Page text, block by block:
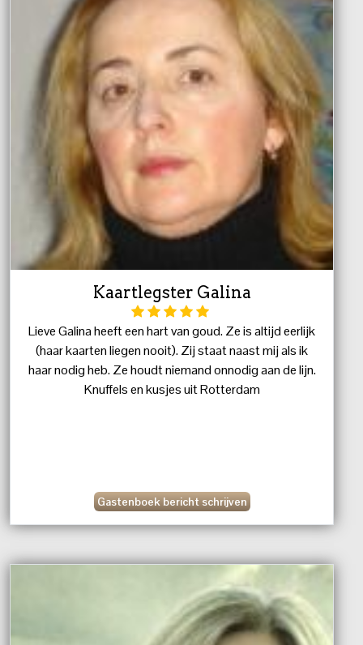
Kaartlegster Galina
Lieve Galina heeft een hart van goud. Ze is altijd eerlijk
(haar kaarten liegen nooit). Zij staat naast mij als ik
haar nodig heb. Ze houdt niemand onnodig aan de lijn.
Knuffels en kusjes uit Rotterdam
Gastenboek bericht schrijven